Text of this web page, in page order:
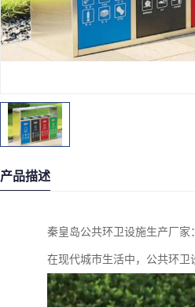
产品描述
秦皇岛公共环卫设施生产厂家
在现代城市生活中，公共环